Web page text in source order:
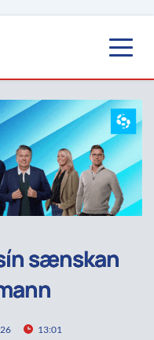
sænskan
13:01